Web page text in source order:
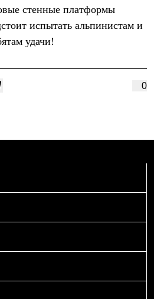
стенные платформы
испытать альпинистам и
удачи!
0